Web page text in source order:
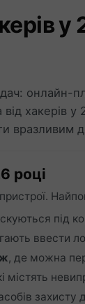
онлайн-
хакерів у
вразливим
році
під
ввести
, де можна
містять
захисту